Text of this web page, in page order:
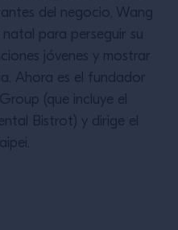
del negocio, Wang
para perseguir su
jóvenes y mostrar
Ahora es el fundador
(que incluye el
Bistrot) y dirige el